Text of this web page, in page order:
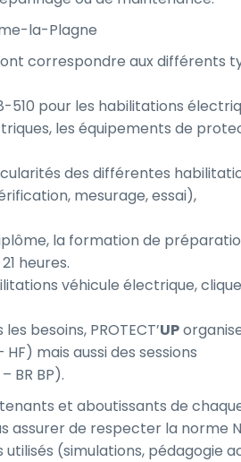
la-Plagne
correspondre aux différents
510 pour les habilitations
les équipements de
des différentes
mesurage, essai),
la formation de
heures.
véhicule électrique,
besoins, PROTECT’UP
mais aussi des sessions
BR BP).
et aboutissants de
assurer de respecter la norme
(simulations, pédagogie